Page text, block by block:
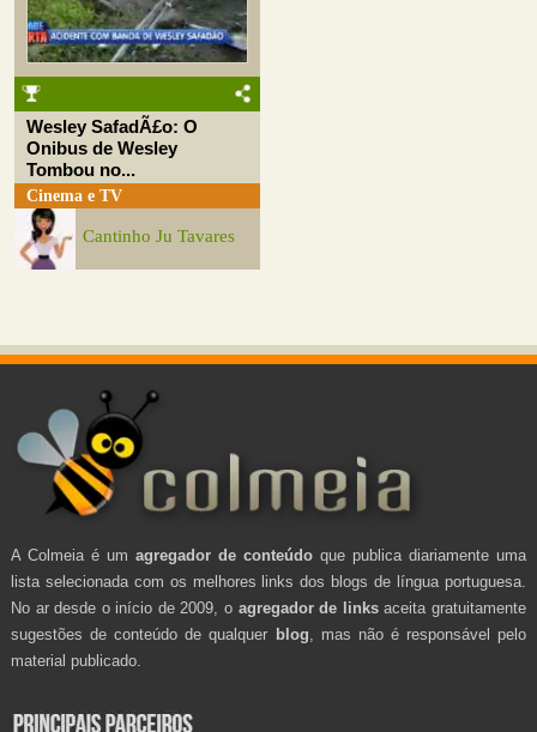
Wesley SafadÃ£o: O
Onibus de Wesley
Tombou no...
Cinema e TV
Cantinho Ju Tavares
A Colmeia é um agregador de conteúdo que publica diariamente uma
lista selecionada com os melhores links dos blogs de língua portuguesa.
No ar desde o início de 2009, o agregador de linksaceita gratuitamente
sugestões de conteúdo de qualquer blog , mas não é responsável pelo
material publicado.